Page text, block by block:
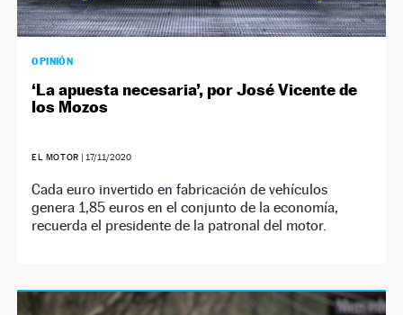
OPINIÓN
‘La apuesta necesaria’, por José Vicente de
los Mozos
EL MOTOR | 17/11/2020
Cada euro invertido en fabricación de vehículos
genera 1,85 euros en el conjunto de la economía,
recuerda el presidente de la patronal del motor.